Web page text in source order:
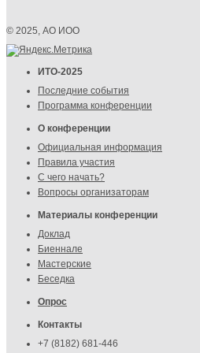
© 2025, АО ИОО
ИТО-2025
Последние события
Программа конференции
О конференции
Официальная информация
Правила участия
С чего начать?
Вопросы организаторам
Материалы конференции
Доклад
Биеннале
Мастерские
Беседка
Опрос
Контакты
+7 (8182) 681-446